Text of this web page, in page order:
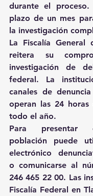
durante el
plazo de un mes
la investigación
La Fiscalía General
reitera su
investigación de
federal. La
canales de
operan las 24
todo el año.
Para presentar
población puede
electrónico
o comunicarse al
246 465 22 00. Las
Fiscalía Federal en